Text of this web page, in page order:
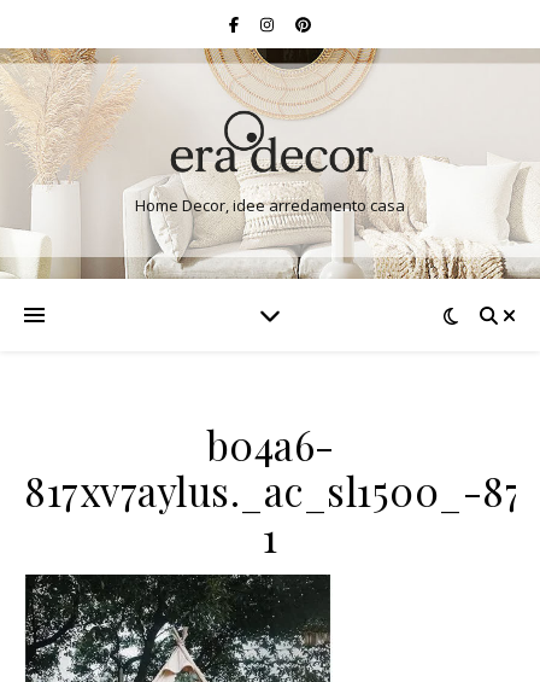
Home Decor, idee arredamento casa
b04a6-
817xv7aylus._ac_sl1500_-
1